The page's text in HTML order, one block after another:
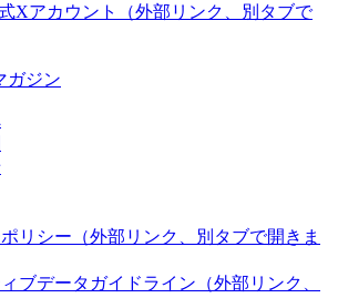
Xアカウント
（外部リンク、別タブで
ガジン
リシー （外部リンク、別タブで開きま
ブデータガイドライン （外部リンク、